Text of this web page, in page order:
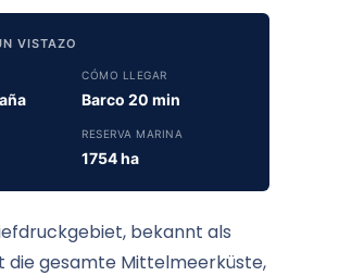
VISTAZO
CÓMO LLEGAR
Barco 20 min
RESERVA MARINA
1754 ha
bekannt als
die gesamte Mittelmeerküste,